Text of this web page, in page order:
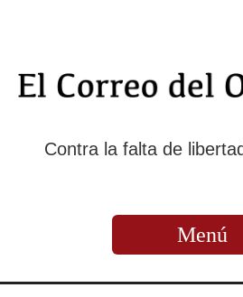
Contra la falta de
Menú